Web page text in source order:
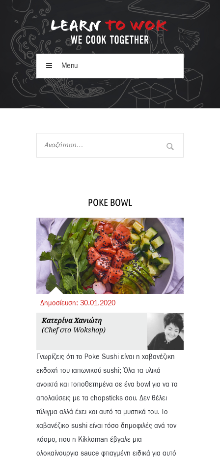
Menu
POKE BOWL
Δημοσίευση: 30.01.2020
Κατερίνα Χανιώτη
(Chef στο Wokshop)
Γνωρίζεις ότι το Poke Sushi είναι η χαβανέζικη
εκδοχή του ιαπωνικού sushi; Όλα τα υλικά
ανοιχτά και τοποθετημένα σε ένα bowl για να τα
απολαύσεις με τα chopsticks σου. Δεν θέλει
τύλιγμα αλλά έχει και αυτό τα μυστικά του. Το
χαβανέζικο sushi είναι τόσο δημοφιλές ανά τον
κόσμο, που η Kikkoman έβγαλε μια
ολοκαίνουργια sauce φτιαγμένη ειδικά για αυτό